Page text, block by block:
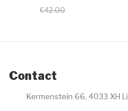
€42.00
Contact
Kermenstein 66, 4033 XH